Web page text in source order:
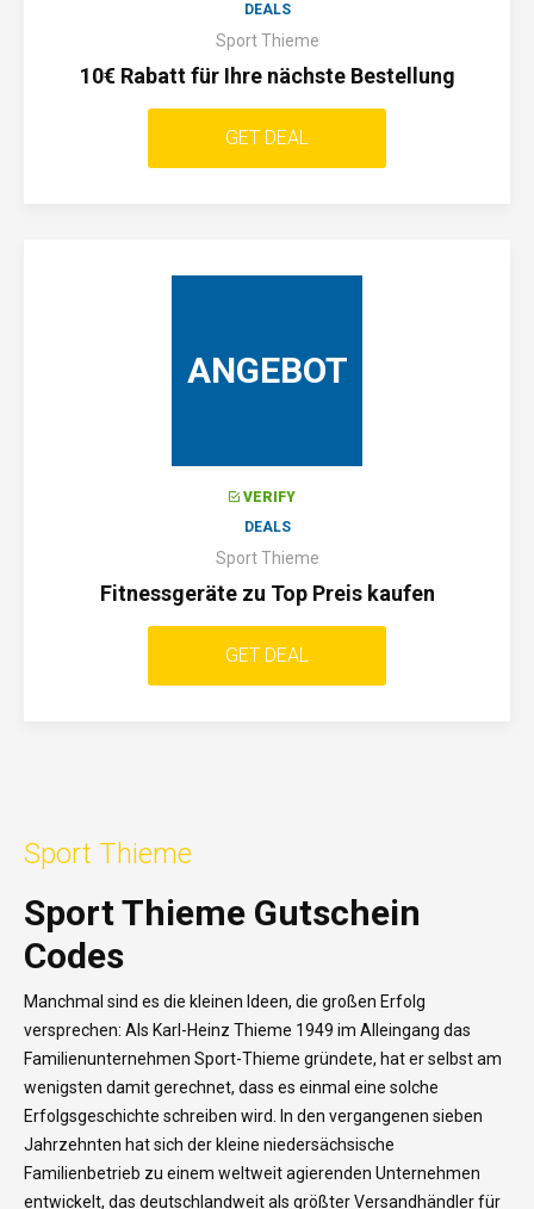
DEALS
Sport Thieme
10€ Rabatt für Ihre nächste Bestellung
GET DEAL
ANGEBOT
VERIFY
DEALS
Sport Thieme
Fitnessgeräte zu Top Preis kaufen
GET DEAL
Sport Thieme
Sport Thieme Gutschein
Codes
Manchmal sind es die kleinen Ideen, die großen Erfolg
versprechen: Als Karl-Heinz Thieme 1949 im Alleingang das
Familienunternehmen Sport-Thieme gründete, hat er selbst am
wenigsten damit gerechnet, dass es einmal eine solche
Erfolgsgeschichte schreiben wird. In den vergangenen sieben
Jahrzehnten hat sich der kleine niedersächsische
Familienbetrieb zu einem weltweit agierenden Unternehmen
entwickelt, das deutschlandweit als größter Versandhändler für